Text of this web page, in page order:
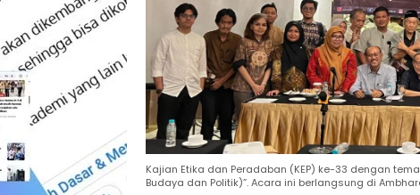
Kajian Etika dan Peradaban (KEP) ke-33 dengan
Budaya dan Politik)”. Acara ini berlangsung di